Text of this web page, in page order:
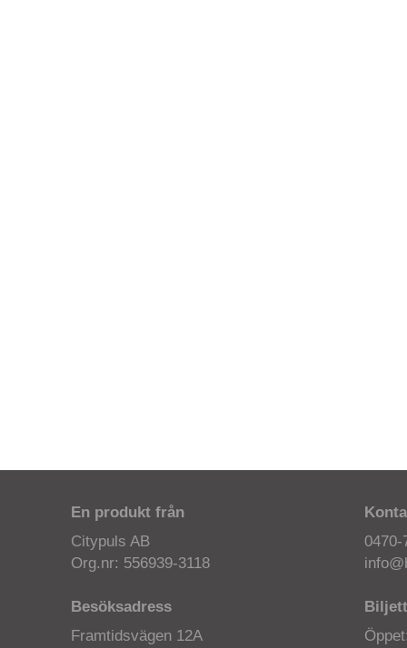
En produkt från
Citypuls AB
Org.nr: 556939-3118
Besöksadress
Framtidsvägen 12A
0470-